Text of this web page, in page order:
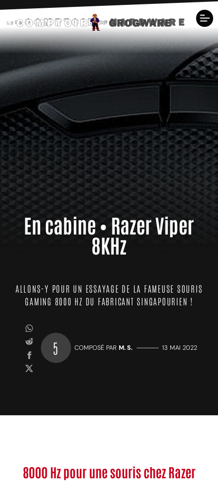
En cabine • Razer Viper
8KHz
ALLONS-Y POUR UN ESSAYAGE DE LA FAMEUSE SOURIS
GAMING 8000 HZ DU FABRICANT SINGAPOURIEN !
5 COMPOSÉ PAR M. S. ————— 13 MAI 2022
8000 Hz pour une souris chez Razer